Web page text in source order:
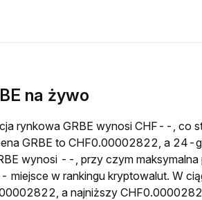
na żywo
rynkowa GRBE wynosi CHF--, co
GRBE to CHF0.00002822, a 24-
wynosi --, przy czym
miejsce w rankingu kryptowalut. W
a najniższy